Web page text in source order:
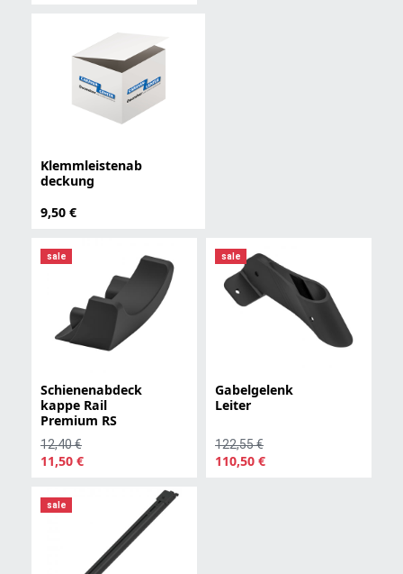
Klemmleistenab
deckung
9,50 €
sale
Schienenabdeck
kappe Rail
Premium RS
12,40 €
11,50 €
sale
Gabelgelenk
Leiter
122,55 €
110,50 €
sale